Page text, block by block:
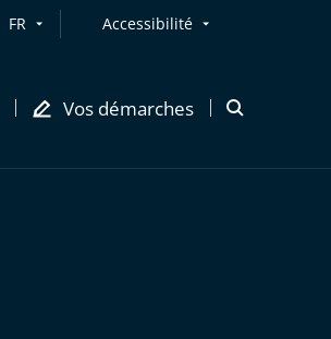
FR Accessibilité
Vos démarches
Ouvrir